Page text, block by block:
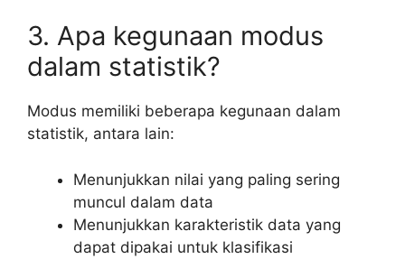
3. Apa kegunaan modus
dalam statistik?
Modus memiliki beberapa kegunaan dalam
statistik, antara lain:
Menunjukkan nilai yang paling sering
muncul dalam data
Menunjukkan karakteristik data yang
dapat dipakai untuk klasifikasi